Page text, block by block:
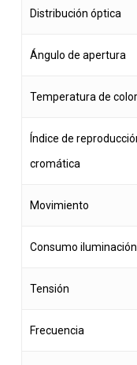
Distribución óptica
Ángulo de apertura
Temperatura de color
Índice de
cromática
Movimiento
Consumo iluminación
Tensión
Frecuencia